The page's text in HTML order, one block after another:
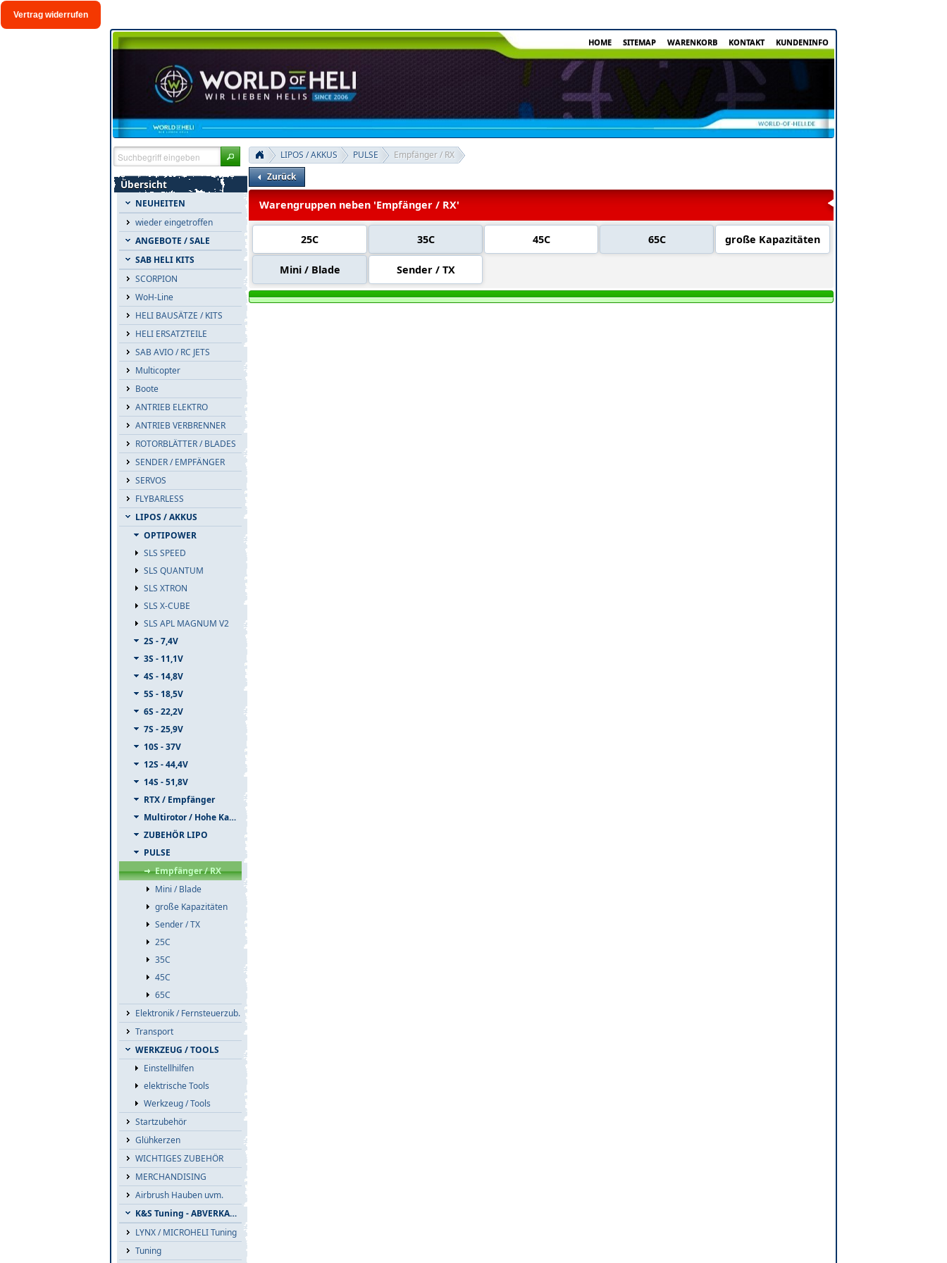
Vertrag widerrufen
HOME SITEMAP WARENKORB KONTAKT KUNDENINFO
Übersicht
NEUHEITEN
wieder eingetroffen
ANGEBOTE / SALE
SAB HELI KITS
SCORPION
WoH-Line
HELI BAUSÄTZE / KITS
HELI ERSATZTEILE
SAB AVIO / RC JETS
Multicopter
Boote
ANTRIEB ELEKTRO
ANTRIEB VERBRENNER
ROTORBLÄTTER / BLADES
SENDER / EMPFÄNGER
SERVOS
FLYBARLESS
LIPOS / AKKUS
OPTIPOWER
SLS SPEED
SLS QUANTUM
SLS XTRON
SLS X-CUBE
SLS APL MAGNUM V2
2S - 7,4V
3S - 11,1V
4S - 14,8V
5S - 18,5V
6S - 22,2V
7S - 25,9V
10S - 37V
12S - 44,4V
14S - 51,8V
RTX / Empfänger
Multirotor / Hohe Kapazität
ZUBEHÖR LIPO
PULSE
Empfänger / RX
Mini / Blade
große Kapazitäten
Sender / TX
25C
35C
45C
65C
Elektronik / Fernsteuerzub.
Transport
WERKZEUG / TOOLS
Einstellhilfen
elektrische Tools
Werkzeug / Tools
Startzubehör
Glühkerzen
WICHTIGES ZUBEHÖR
MERCHANDISING
Airbrush Hauben uvm.
K&S Tuning - ABVERKAUF
LYNX / MICROHELI Tuning
Tuning
LIPOS / AKKUS PULSE
Empfänger / RX
Zurück
Warengruppen neben 'Empfänger / RX'
25C 35C 45C 65C große Kapazitäten
Mini / Blade Sender / TX